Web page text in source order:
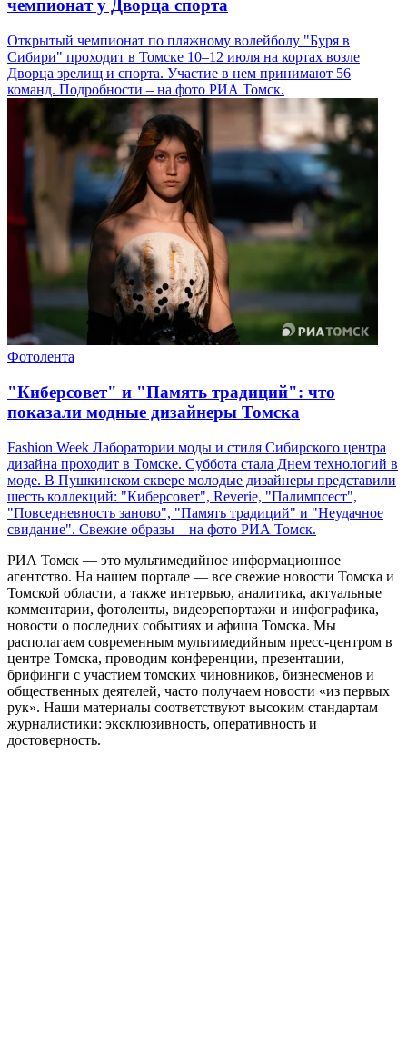
чемпионат у Дворца спорта
Открытый чемпионат по пляжному волейболу "Буря в
Сибири" проходит в Томске 10–12 июля на кортах возле
Дворца зрелищ и спорта. Участие в нем принимают 56
команд. Подробности – на фото РИА Томск.
Фотолента
"Киберсовет" и "Память традиций": что
показали модные дизайнеры Томска
Fashion Week Лаборатории моды и стиля Сибирского центра
дизайна проходит в Томске. Суббота стала Днем технологий в
моде. В Пушкинском сквере молодые дизайнеры представили
шесть коллекций: "Киберсовет", Reverie, "Палимпсест",
"Повседневность заново", "Память традиций" и "Неудачное
свидание". Свежие образы – на фото РИА Томск.
РИА Томск — это мультимедийное информационное
агентство. На нашем портале — все свежие новости Томска и
Томской области, а также интервью, аналитика, актуальные
комментарии, фотоленты, видеорепортажи и инфографика,
новости о последних событиях и афиша Томска. Мы
располагаем современным мультимедийным пресс-центром в
центре Томска, проводим конференции, презентации,
брифинги с участием томских чиновников, бизнесменов и
общественных деятелей, часто получаем новости «из первых
рук». Наши материалы соответствуют высоким стандартам
журналистики: эксклюзивность, оперативность и
достоверность.